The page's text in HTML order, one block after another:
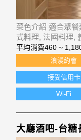
菜色介紹 適合聚
式料理, 法國料理,
平均消費460 ~
浪漫約會
接受信用卡
Wi-Fi
大廳酒吧-台糖